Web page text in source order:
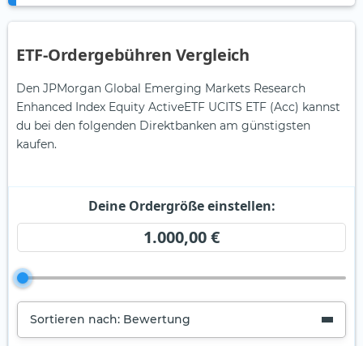
ETF-Ordergebühren Vergleich
Den JPMorgan Global Emerging Markets Research
Enhanced Index Equity ActiveETF UCITS ETF (Acc) kannst
du bei den folgenden Direktbanken am günstigsten
kaufen.
Deine Ordergröße einstellen:
1.000,00 €
Sortieren nach: Bewertung